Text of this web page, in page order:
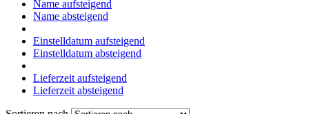
Name aufsteigend
Name absteigend
Einstelldatum aufsteigend
Einstelldatum absteigend
Lieferzeit aufsteigend
Lieferzeit absteigend